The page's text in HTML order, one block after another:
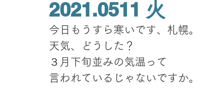
2021.0511 火
今日もうすら寒いです、札幌。
天気、どうした？
３月下旬並みの気温って
言われているじゃないですか。